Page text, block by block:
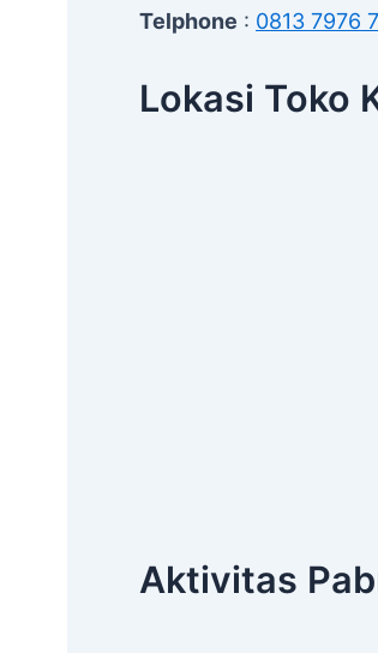
Telphone : 0813 7976
Lokasi Toko
Aktivitas